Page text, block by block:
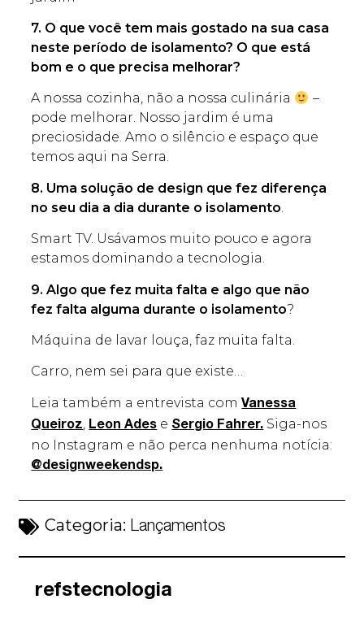
7. O que você tem mais gostado na sua casa
neste período de isolamento? O que está
bom e o que precisa melhorar?
A nossa cozinha, não a nossa culinária
–
pode melhorar. Nosso jardim é uma
preciosidade. Amo o silêncio e espaço que
temos aqui na Serra.
8. Uma solução de design que fez diferença
no seu dia a dia durante o isolamento.
Smart TV. Usávamos muito pouco e agora
estamos dominando a tecnologia.
9. Algo que fez muita falta e algo que não
fez falta alguma durante o isolamento?
Máquina de lavar louça, faz muita falta.
Carro, nem sei para que existe…
Leia também a entrevista comVanessa
Queiroz Leon Ades e Sergio Fahrer. Siga-nos
no Instagram e não perca nenhuma notícia:
@designweekendsp.
Categoria: Lançamentos
refstecnologia